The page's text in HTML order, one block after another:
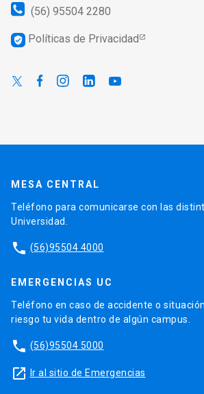
(56) 95504 2280
verified_user Políticas de Privacidad
MESA CENTRAL
Teléfono para comunicarse con las
Universidad.
phone (56)95504 4000
EMERGENCIAS UC
Teléfono en caso de accidente o
riesgo tu vida dentro de algún campus.
phone (56)95504 5000
launch Ir al sitio de Emergencias